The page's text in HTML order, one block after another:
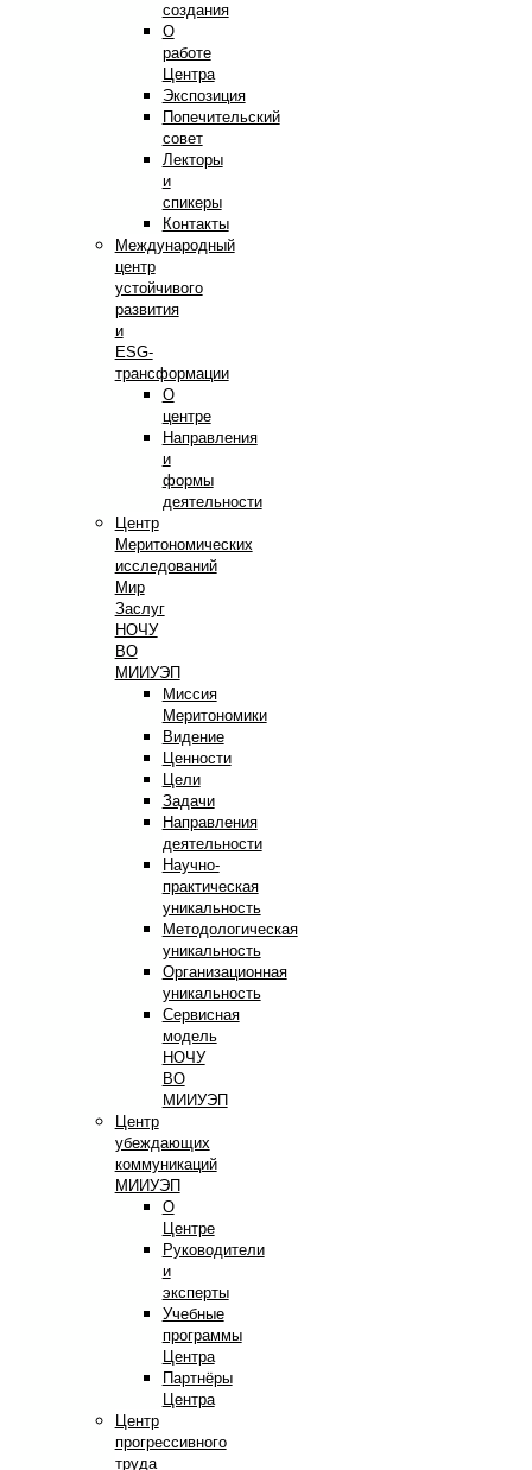
создания
О
работе
Центра
Экспозиция
Попечительский
совет
Лекторы
и
спикеры
Контакты
Международный
центр
устойчивого
развития
и
ESG-
трансформации
О
центре
Направления
и
формы
деятельности
Центр
Меритономических
исследований
Мир
Заслуг
НОЧУ
ВО
МИИУЭП
Миссия
Меритономики
Видение
Ценности
Цели
Задачи
Направления
деятельности
Научно-
практическая
уникальность
Методологическая
уникальность
Организационная
уникальность
Сервисная
модель
НОЧУ
ВО
МИИУЭП
Центр
убеждающих
коммуникаций
МИИУЭП
О
Центре
Руководители
и
эксперты
Учебные
программы
Центра
Партнёры
Центра
Центр
прогрессивного
труда